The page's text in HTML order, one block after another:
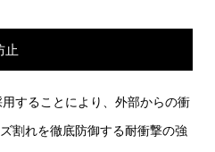
止
することにより、外部からの衝
割れを徹底防御する耐衝撃の強